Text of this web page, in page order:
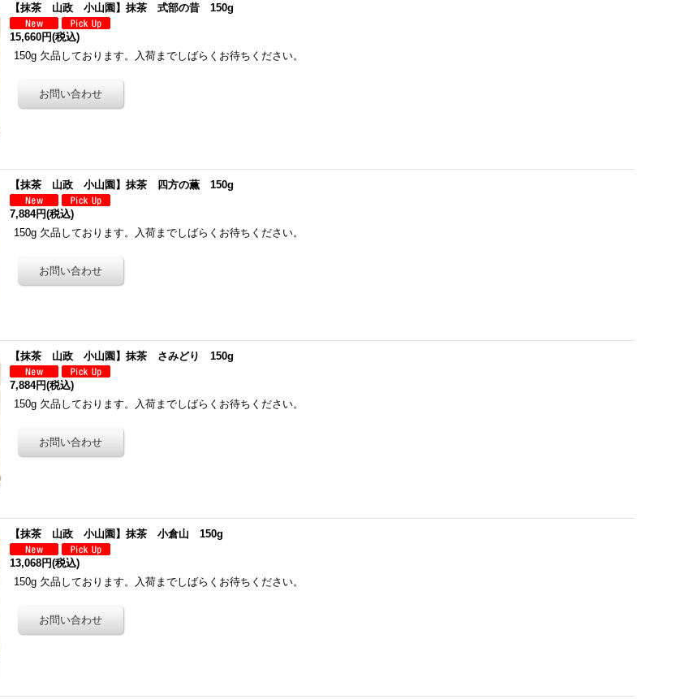
【抹茶 山政 小山園】抹茶 式部の昔 150g
15,660円(税込)
150g 欠品しております。入荷までしばらくお待ちください。
【抹茶 山政 小山園】抹茶 四方の薫 150g
7,884円(税込)
150g 欠品しております。入荷までしばらくお待ちください。
【抹茶 山政 小山園】抹茶 さみどり 150g
7,884円(税込)
150g 欠品しております。入荷までしばらくお待ちください。
【抹茶 山政 小山園】抹茶 小倉山 150g
13,068円(税込)
150g 欠品しております。入荷までしばらくお待ちください。